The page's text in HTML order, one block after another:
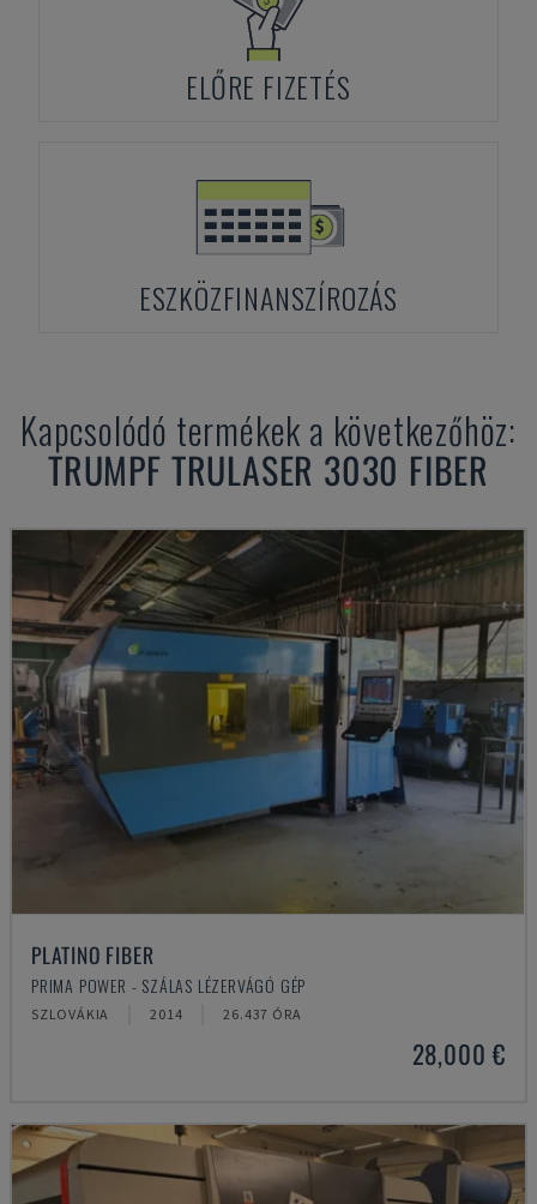
ELŐRE FIZETÉS
ESZKÖZFINANSZÍROZÁS
Kapcsolódó termékek a következőhöz:
TRUMPF TRULASER 3030 FIBER
PLATINO FIBER
PRIMA POWER - SZÁLAS LÉZERVÁGÓ GÉP
SZLOVÁKIA 2014 26.437 ÓRA
28,000 €